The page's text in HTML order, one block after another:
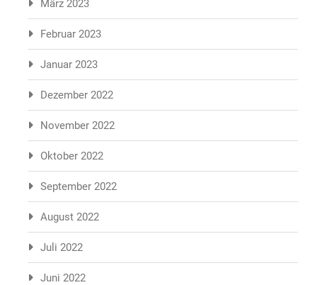
März 2023
Februar 2023
Januar 2023
Dezember 2022
November 2022
Oktober 2022
September 2022
August 2022
Juli 2022
Juni 2022